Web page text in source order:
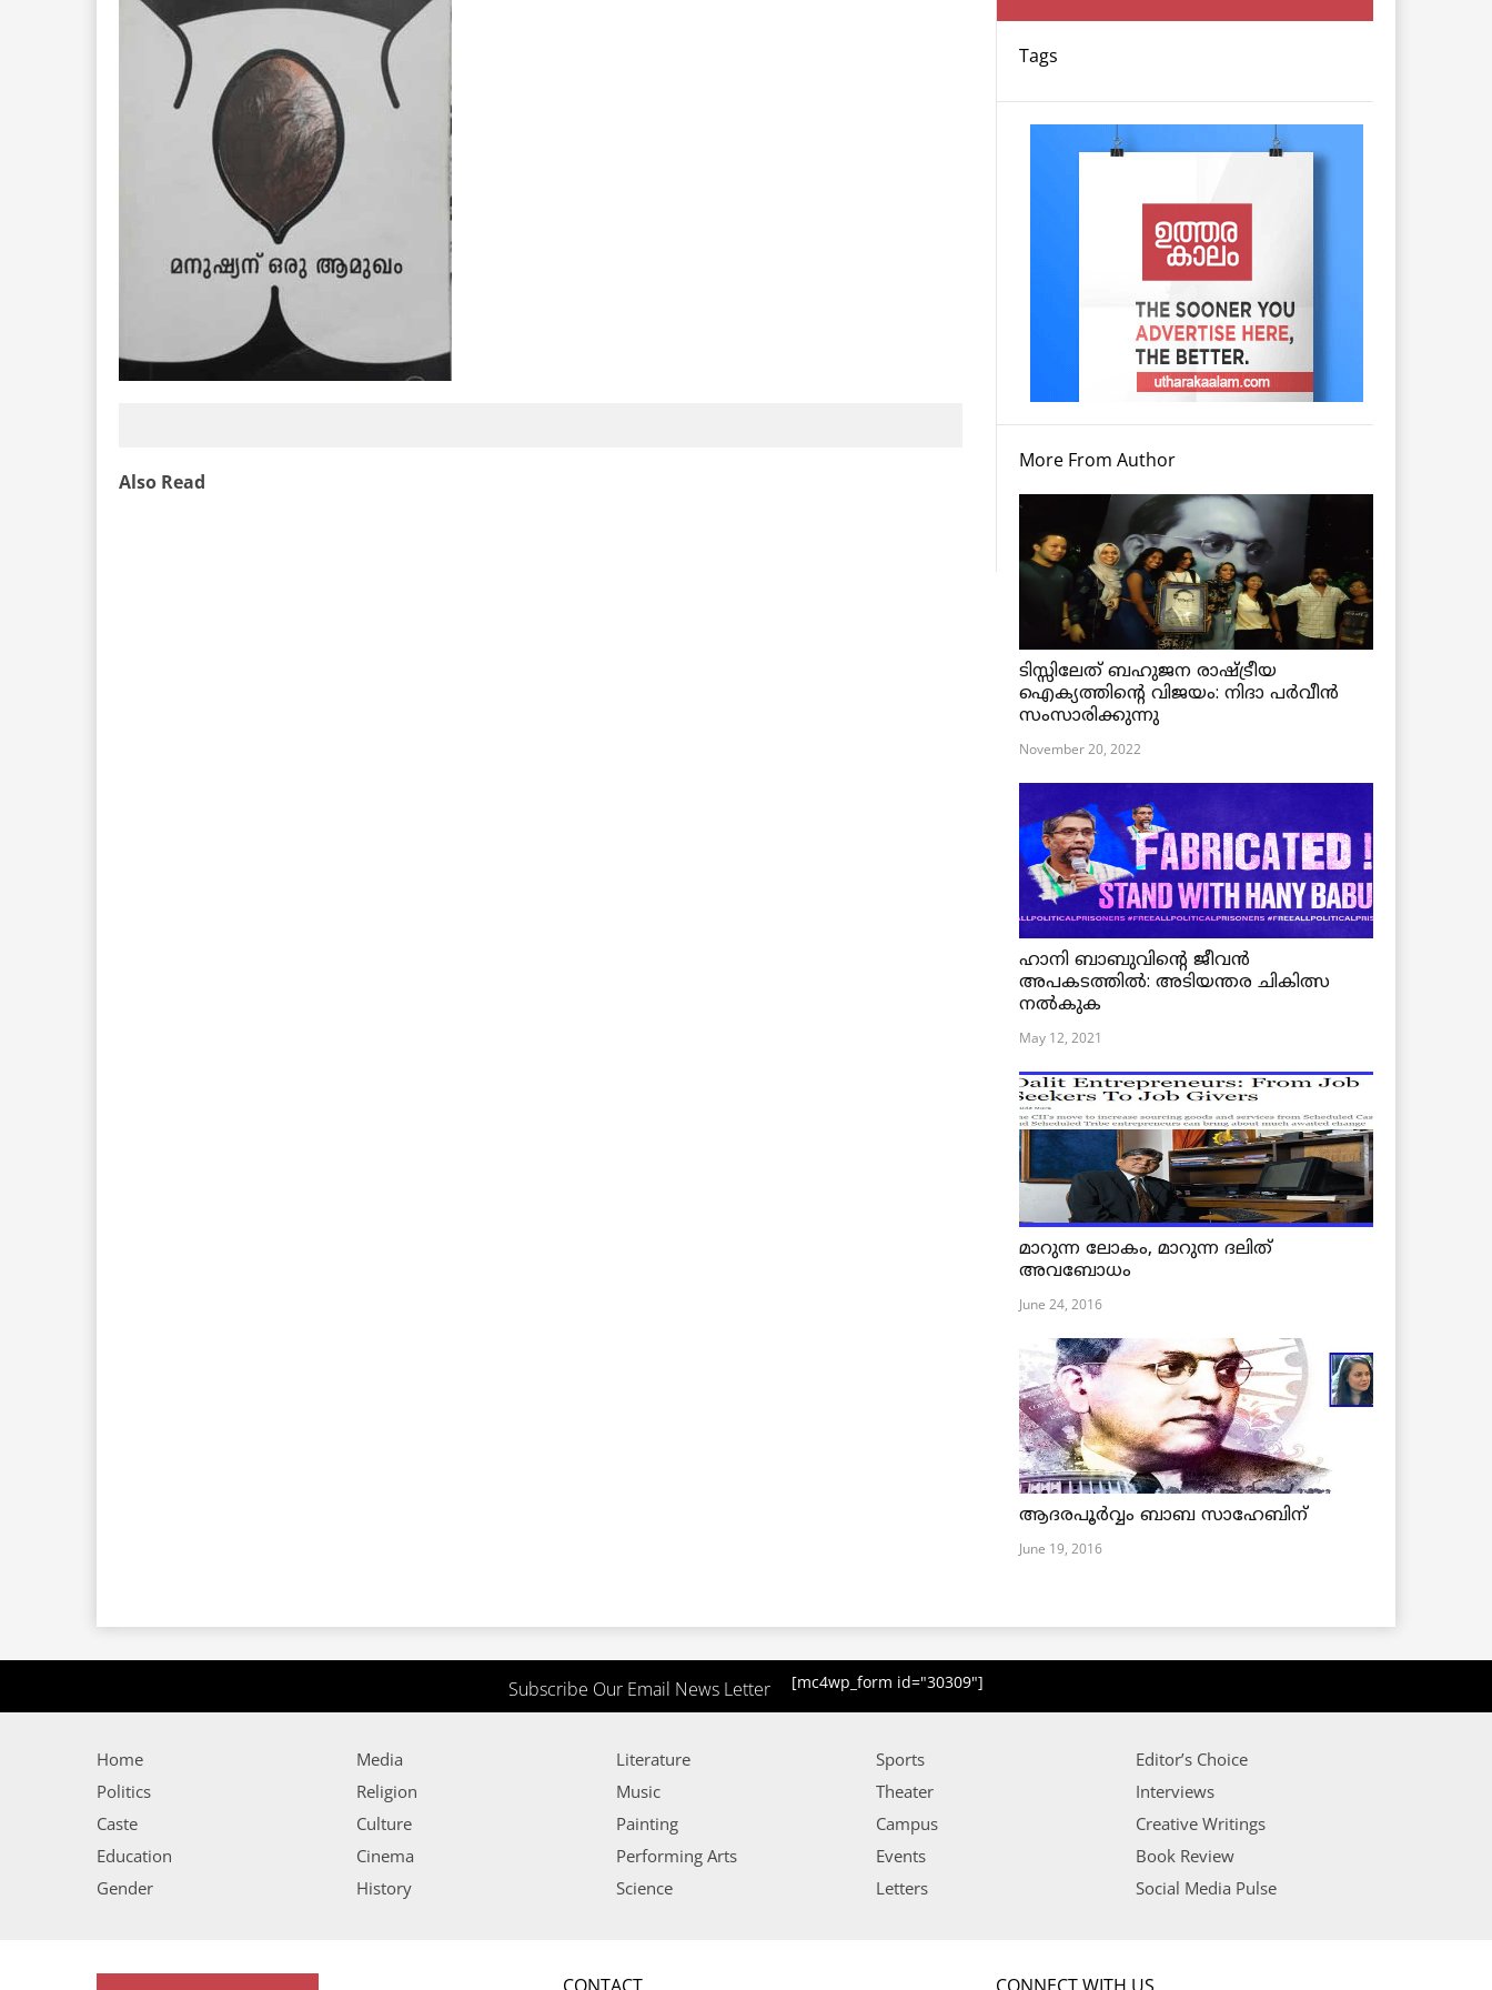
Also Read
Tags
More From Author
ടിസ്സിലേത് ബഹുജന രാഷ്ട്രീയ
ഐക്യത്തിന്റെ വിജയം: നിദാ പർവീൻ
സംസാരിക്കുന്നു
November 20, 2022
ഹാനി ബാബുവിന്റെ ജീവൻ
അപകടത്തിൽ: അടിയന്തര ചികിത്സ
നൽകുക
May 12, 2021
മാറുന്ന ലോകം, മാറുന്ന ദലിത്
അവബോധം
June 24, 2016
ആദരപൂര്‍വ്വം ബാബ സാഹേബിന്
June 19, 2016
Subscribe Our Email News Letter [mc4wp_form id="30309"]
Home
Politics
Caste
Education
Gender
Media
Religion
Culture
Cinema
History
Literature
Music
Painting
Performing Arts
Science
Sports
Theater
Campus
Events
Letters
Editor’s Choice
Interviews
Creative Writings
Book Review
Social Media Pulse